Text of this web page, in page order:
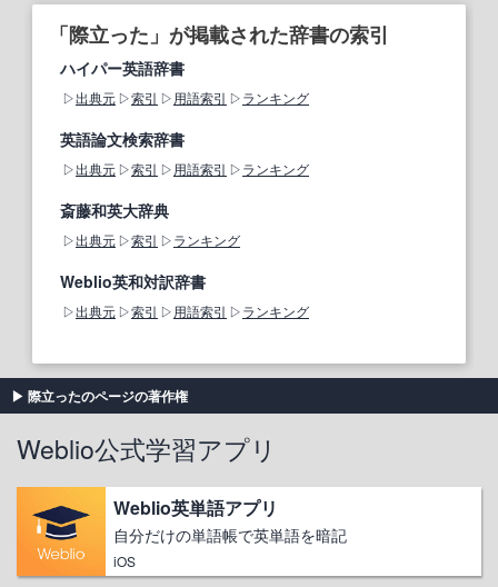
「際立った」が掲載された辞書の索引
ハイパー英語辞書
出典元 索引 用語索引 ランキング
英語論文検索辞書
出典元 索引 用語索引 ランキング
斎藤和英大辞典
出典元 索引 ランキング
Weblio英和対訳辞書
出典元 索引 用語索引 ランキング
際立ったのページの著作権
Weblio公式学習アプリ
Weblio英単語アプリ
自分だけの単語帳で英単語を暗記
iOS